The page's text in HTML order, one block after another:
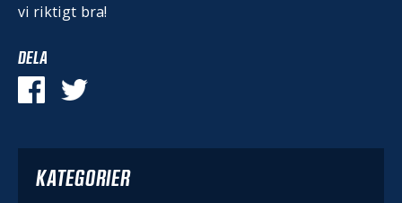
vi riktigt bra!
DELA
KATEGORIER